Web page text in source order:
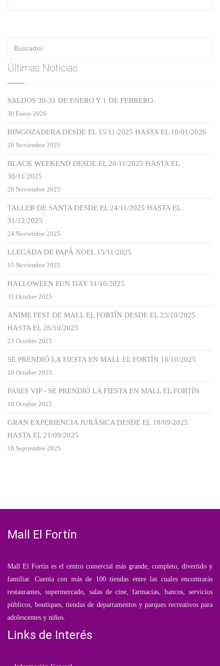
Últimas Noticias
SALDOS 30-31 DE ENERO Y 1 DE FEBRERO
30 Enero 2026
BINGOZADERA DESDE EL 15/11/2025 HASTA EL 10/01/2026
28 Noviembre 2025
BLACK WEEKEND DESDE EL 28/11/2025 HASTA EL
30/11/2025
28 Noviembre 2025
TALLER DE SANTA DESDE EL 24/11/2025 HASTA EL
31/12/2025
24 Noviembre 2025
LLEGADA DE PAPÁ NOEL 15/11/2025
15 Noviembre 2025
HALLOWEEN FUN DAY 31/10/2025
31 Octubre 2025
ANIME FEST DE MALL EL FORTÍN DESDE EL 23/10/2025
HASTA EL 26/10/2025
23 Octubre 2025
SE PRENDIÓ LA FIESTA EN MALL EL FORTÍN 18/10/2025
18 Octubre 2025
PASES VIP - SE PRENDIÓ LA FIESTA EN MALL EL FORTÍN
18 Octubre 2025
GRAN EXPERIENCIA JURÁSICA DESDE EL 18/09/2025
HASTA EL 21/09/2025
18 Septiembre 2025
Mall El Fortín
Mall El Fortín es el centro comercial más grande, completo, divertido y
familiar. Cuenta con más de 100 tiendas entre las cuales encontrarás
restaurantes, supermercado, salas de cine, farmacias, bancos, servicios
públicos, boutiques, tiendas de departamentos y parques recreativos para
adolescentes y niños.
Links de Interés